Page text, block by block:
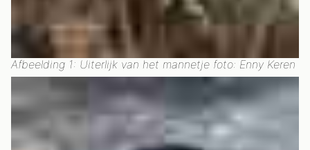
Afbeelding 1: Uiterlijk van het mannetje foto: Enny Keren